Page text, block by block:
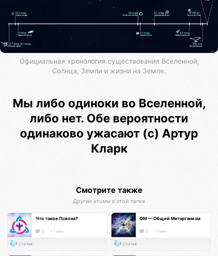
Официальная хронология существования Вселенной,
Солнца, Земли и жизни на Земле.
Мы либо одиноки во Вселенной,
либо нет. Обе вероятности
одинаково ужасают (с) Артур
Кларк
Смотрите также
Другие атомы в этой папке
Что такое Псиона?
0 < 1 мин.
Статья
ОМ — Общий Метарганизм
0 ~1 мин.
Статья